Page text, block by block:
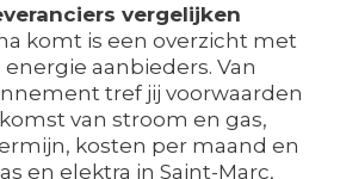
vergelijken
komt is een overzicht met
aanbieders. Van
tref jij voorwaarden
van stroom en gas,
kosten per maand en
en elektra in Saint-Marc,